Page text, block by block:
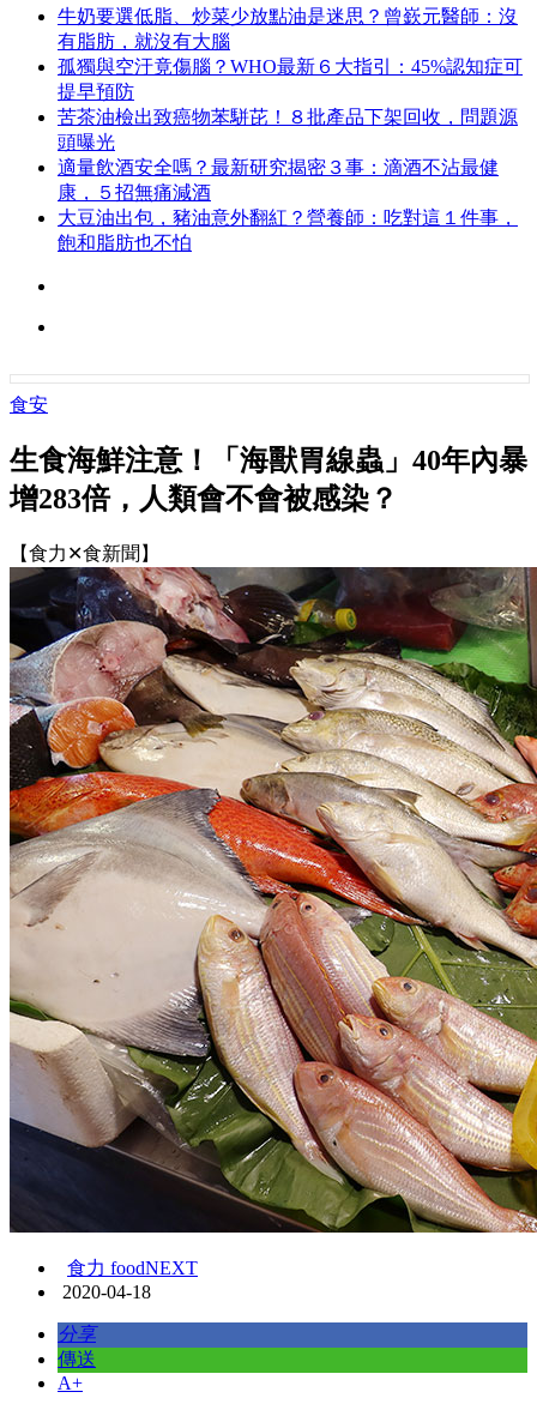
牛奶要選低脂、炒菜少放點油是迷思？曾嶔元醫師：沒
有脂肪，就沒有大腦
孤獨與空汙竟傷腦？WHO最新６大指引：45%認知症可
提早預防
苦茶油檢出致癌物苯駢芘！８批產品下架回收，問題源
頭曝光
適量飲酒安全嗎？最新研究揭密３事：滴酒不沾最健
康，５招無痛減酒
大豆油出包，豬油意外翻紅？營養師：吃對這１件事，
飽和脂肪也不怕
食安
生食海鮮注意！「海獸胃線蟲」40年內暴
增283倍，人類會不會被感染？
【食力✕食新聞】
食力 foodNEXT
2020-04-18
分享
傳送
A+